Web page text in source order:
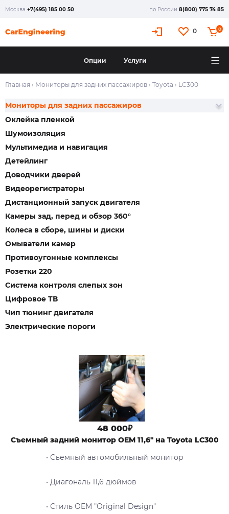
Москва +7(495) 185 00 50 по России 8(800) 775 74 85
0 0
Опции Услуги
Главная › Мониторы для задних пассажиров › Toyota › LC300
Оклейка пленкой
Шумоизоляция
Мультимедиа и навигация
Детейлинг
Доводчики дверей
Видеорегистраторы
Дистанционный запуск двигателя
Камеры зад, перед и обзор 360°
Колеса в сборе, шины и диски
Мониторы для задних пассажиров
Омыватели камер
Противоугонные комплексы
Розетки 220
Система контроля слепых зон
Цифровое ТВ
Чип тюнинг двигателя
Электрические пороги
48 000₽
Съемный задний монитор OEM 11,6" на Toyota LC300
• Съемный автомобильный монитор
• Диагональ 11,6 дюймов
• Стиль OEM "Original Design"